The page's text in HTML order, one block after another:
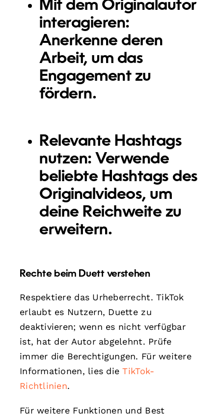
Mit dem Originalautor
interagieren:
Anerkenne deren
Arbeit, um das
Engagement zu
fördern.
Relevante Hashtags
nutzen: Verwende
beliebte Hashtags des
Originalvideos, um
deine Reichweite zu
erweitern.
Rechte beim Duett verstehen
Respektiere das Urheberrecht. TikTok
erlaubt es Nutzern, Duette zu
deaktivieren; wenn es nicht verfügbar
ist, hat der Autor abgelehnt. Prüfe
immer die Berechtigungen. Für weitere
Informationen, lies dieTikTok-
Richtlinien.
Für weitere Funktionen und Best